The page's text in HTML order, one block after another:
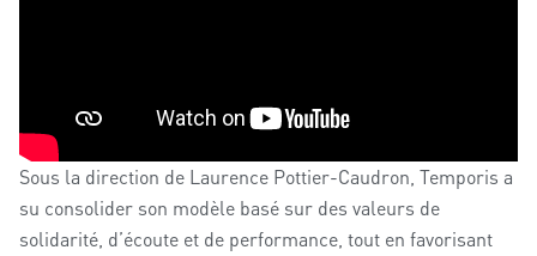
Sous la direction de Laurence Pottier-Caudron Temporis a
su consolider son modèle basé sur des valeurs de
solidarité, d’écoute et de performance, tout en favorisant